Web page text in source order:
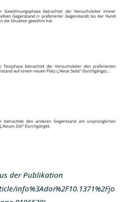
der Publikation
info%3Adoi%2F10.1371%2Fjo